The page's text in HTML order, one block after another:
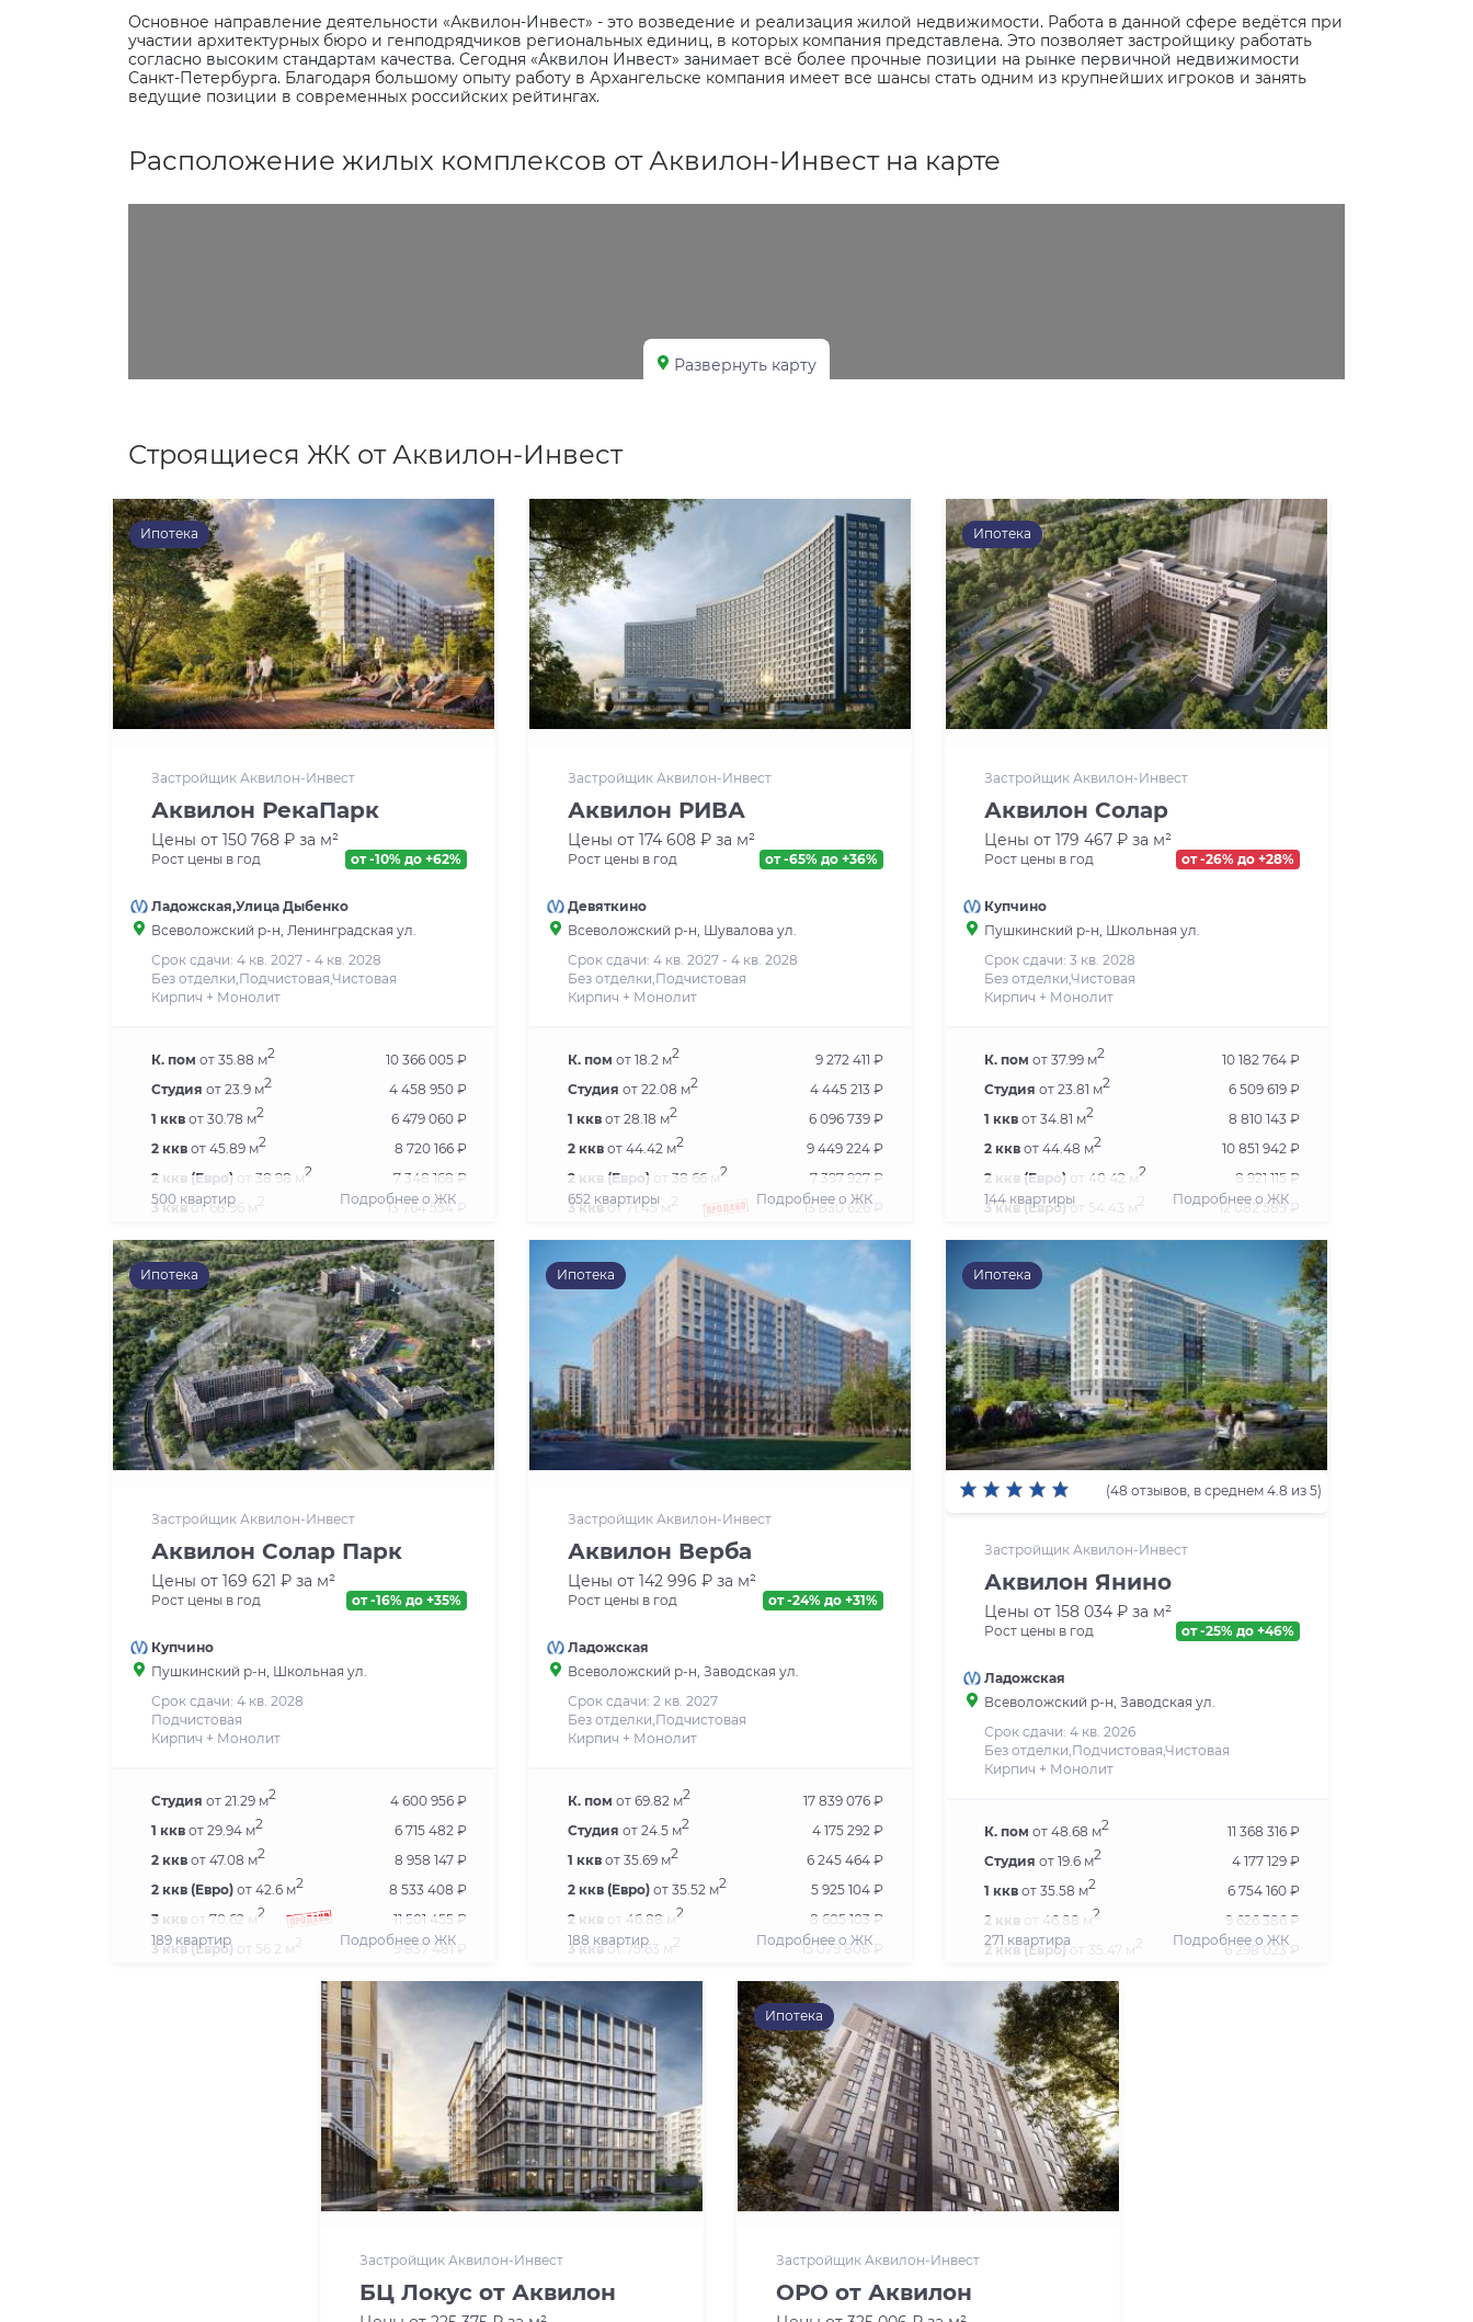
Основное направление деятельности «Аквилон-Инвест» - это возведение и реализация жилой недвижимости. Работа в данной сфере ведётся при
участии архитектурных бюро и генподрядчиков региональных единиц, в которых компания представлена. Это позволяет застройщику работать
согласно высоким стандартам качества. Сегодня «Аквилон Инвест» занимает всё более прочные позиции на рынке первичной недвижимости
Санкт-Петербурга. Благодаря большому опыту работу в Архангельске компания имеет все шансы стать одним из крупнейших игроков и занять
ведущие позиции в современных российских рейтингах.
Расположение жилых комплексов от Аквилон-Инвест на карте
Развернуть карту
Строящиеся ЖК от Аквилон-Инвест
Ипотека
Застройщик Аквилон-Инвест
Аквилон РекаПарк
Цены от 150 768 ₽ за м²
Рост цены в год от -10% до +62%
Ладожская,Улица Дыбенко
Всеволожский р-н, Ленинградская ул.
Срок сдачи: 4 кв. 2027 - 4 кв. 2028
Без отделки,Подчистовая,Чистовая
Кирпич + Монолит
К. пом от 35.88 м2
10 366 005 ₽
Студия от 23.9 м2
4 458 950 ₽
1 ккв от 30.78 м2
6 479 060 ₽
2 ккв от 45.89 м2
8 720 166 ₽
2 ккв (Евро) от 38.98 м2
7 348 168 ₽
3 кквот 68.96 м2
13 764 554 ₽
3 ккв (Евро)от 48.6 м
9 650 928 ₽
4 ккв (Евро)от 72.22 м2 13 471 094 ₽
500 квартир Подробнее о ЖК
Застройщик Аквилон-Инвест
Аквилон РИВА
Цены от 174 608 ₽ за м²
Рост цены в год от -65% до +36%
Девяткино
Всеволожский р-н, Шувалова ул.
Срок сдачи: 4 кв. 2027 - 4 кв. 2028
Без отделки,Подчистовая
Кирпич + Монолит
К. пом от 18.2 м2
9 272 411 ₽
Студия от 22.08 м2
4 445 213 ₽
1 ккв от 28.18 м2
6 096 739 ₽
2 ккв от 44.42 м2
9 449 224 ₽
2 ккв (Евро) от 38.66 м2
7 397 927 ₽
3 кквот 71.45 м2
13 830 626 ₽
3 ккв (Евро)от 52.06 м
9 828 928 ₽
4 ккв (Евро)
от 71.45 м
652 квартиры Подробнее о ЖК
Ипотека
Застройщик Аквилон-Инвест
Аквилон Солар
Цены от 179 467 ₽ за м²
Рост цены в год от -26% до +28%
Купчино
Пушкинский р-н, Школьная ул.
Срок сдачи: 3 кв. 2028
Без отделки,Чистовая
Кирпич + Монолит
К. пом от 37.99 м2
10 182 764 ₽
Студия от 23.81 м2
6 509 619 ₽
1 ккв от 34.81 м2
8 810 143 ₽
2 ккв от 44.48 м2
10 851 942 ₽
2 ккв (Евро) от 40.42 м2
8 921 115 ₽
3 ккв (Евро)от 54.43 м2
12 082 589 ₽
4 ккв (Евро)от 72.33 м 16 123 442 ₽
144 квартиры Подробнее о ЖК
Ипотека
Застройщик Аквилон-Инвест
Аквилон Солар Парк
Цены от 169 621 ₽ за м²
Рост цены в год от -16% до +35%
Купчино
Пушкинский р-н, Школьная ул.
Срок сдачи: 4 кв. 2028
Подчистовая
Кирпич + Монолит
Студия от 21.29 м2
4 600 956 ₽
1 ккв от 29.94 м2
6 715 482 ₽
2 ккв от 47.08 м2
8 958 147 ₽
2 ккв (Евро) от 42.6 м2
8 533 408 ₽
3 ккв от 70.62 м2
11 501 455 ₽
3 ккв (Евро)
от 56.2 м2
9 837 481 ₽
13 474 477 ₽
189 квартир Подробнее о ЖК
Ипотека
Застройщик Аквилон-Инвест
Аквилон Верба
Цены от 142 996 ₽ за м²
Рост цены в год от -24% до +31%
Ладожская
Всеволожский р-н, Заводская ул.
Срок сдачи: 2 кв. 2027
Без отделки,Подчистовая
Кирпич + Монолит
К. пом от 69.82 м2
17 839 076 ₽
Студия от 24.5 м2
4 175 292 ₽
1 ккв от 35.69 м2
6 245 464 ₽
2 ккв (Евро) от 35.52 м2
5 925 104 ₽
2 ккв от 46.88 м2
8 605 103 ₽
3 кквот 75.63 м2
15 079 808 ₽
3 ккв (Евро)от 55.11 м
9 769 438 ₽
4 ккв (Евро)
14 255 152 ₽
188 квартир Подробнее о ЖК
Ипотека
(48 отзывов, в среднем 4.8 из 5)
Застройщик Аквилон-Инвест
Аквилон Янино
Цены от 158 034 ₽ за м²
Рост цены в год от -25% до +46%
Ладожская
Всеволожский р-н, Заводская ул.
Срок сдачи: 4 кв. 2026
Без отделки,Подчистовая,Чистовая
Кирпич + Монолит
К. пом от 48.68 м2
11 368 316 ₽
Студия от 19.6 м2
4 177 129 ₽
1 ккв от 35.58 м2
6 754 160 ₽
2 ккв от 46.88 м2
9 626 386 ₽
2 ккв (Евро)от 35.47 м2
6 298 023 ₽
3 ккв (Евро)от 58.66 м
271 квартира Подробнее о ЖК
Застройщик Аквилон-Инвест
БЦ Локус от Аквилон
Ипотека
Застройщик Аквилон-Инвест
ОРО от Аквилон